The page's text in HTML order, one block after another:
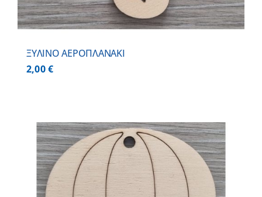
ΞΥΛΙΝΟ ΑΕΡΟΠΛΑΝΑΚΙ
2,00€